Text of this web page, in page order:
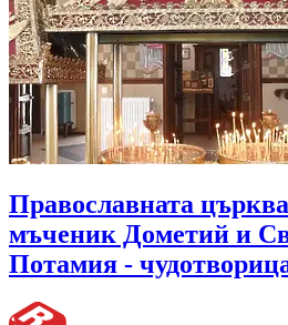
Православната
мъченик Дометий и
Потамия -